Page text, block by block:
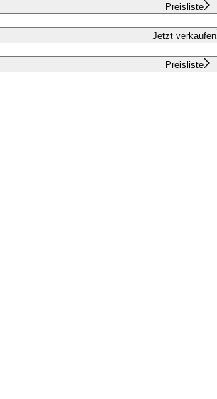
Preisliste
Jetzt verkaufen
Preisliste